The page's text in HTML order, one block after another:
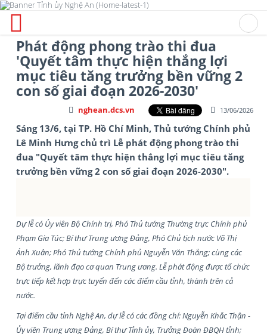
Phát động phong trào thi đua
'Quyết tâm thực hiện thắng lợi
mục tiêu tăng trưởng bền vững 2
con số giai đoạn 2026-2030'
13/06/2026
nghean.dcs.vn
Sáng 13/6, tại TP. Hồ Chí Minh, Thủ tướng Chính phủ
Lê Minh Hưng chủ trì Lễ phát động phong trào thi
đua "Quyết tâm thực hiện thắng lợi mục tiêu tăng
trưởng bền vững 2 con số giai đoạn 2026-2030".
Dự lễ có Ủy viên Bộ Chính trị, Phó Thủ tướng Thường trực Chính phủ
Phạm Gia Túc; Bí thư Trung ương Đảng, Phó Chủ tịch nước Võ Thị
Ánh Xuân; Phó Thủ tướng Chính phủ Nguyễn Văn Thắng; cùng các
Bộ trưởng, lãnh đạo cơ quan Trung ương. Lễ phát động được tổ chức
trực tiếp kết hợp trực tuyến đến các điểm cầu tỉnh, thành trên cả
nước.
Tại điểm cầu tỉnh Nghệ An, dự lễ có các đồng chí: Nguyễn Khắc Thận -
Ủy viên Trung ương Đảng, Bí thư Tỉnh ủy, Trưởng Đoàn ĐBQH tỉnh;